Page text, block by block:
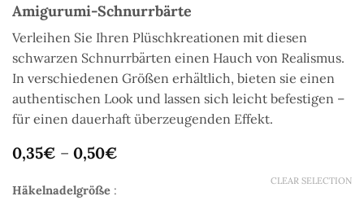
Amigurumi-Schnurrbärte
Verleihen Sie Ihren Plüschkreationen mit diesen
schwarzen Schnurrbärten einen Hauch von Realismus.
In verschiedenen Größen erhältlich, bieten sie einen
authentischen Look und lassen sich leicht befestigen –
für einen dauerhaft überzeugenden Effekt.
0,35€ – 0,50€
Häkelnadelgröße :
CLEAR SELECTION